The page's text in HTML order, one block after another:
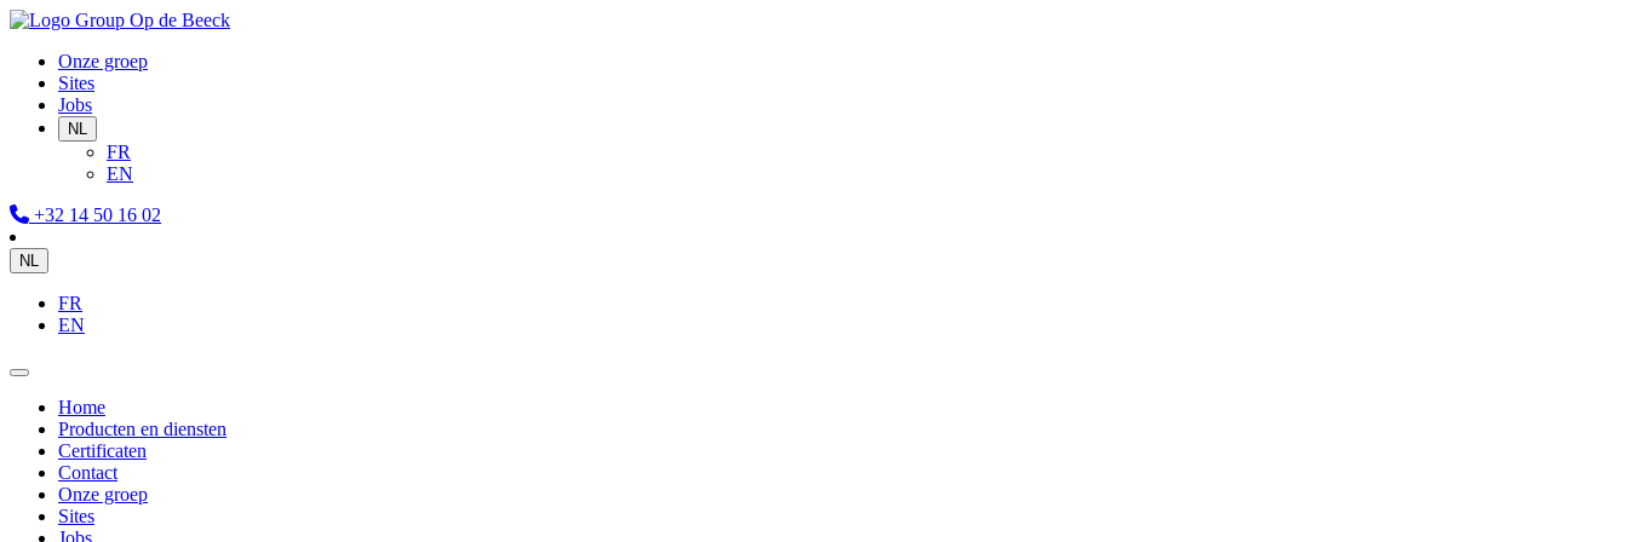
Onze groep
Sites
Jobs
NL
FR
EN
+32 14 50 16 02
NL
FR
EN
Home
Producten en diensten
Certificaten
Contact
Onze groep
Sites
Jobs